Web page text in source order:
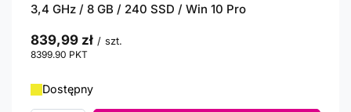
3,4 GHz / 8 GB / 240 SSD / Win 10 Pro
839,99 zł / szt.
8399.90 PKT
Dostępny